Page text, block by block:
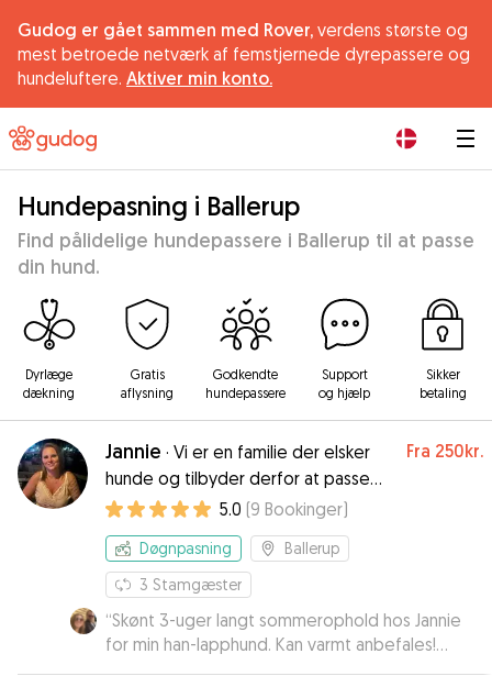
Gudog er gået sammen med Rover, verdens største og
mest betroede netværk af femstjernede dyrepassere og
hundeluftere. Aktiver min konto.
Hundepasning i Ballerup
Find pålidelige hundepassere i Ballerup til at passe
din hund.
Dyrlæge
dækning
Gratis
aflysning
Godkendte
hundepassere
Support
og hjælp
Sikker
betaling
Jannie · Vi er en familie der elsker
hunde og tilbyder derfor at passe
jeres kæreste eje når i har brug for
det🐾💕
Fra 250kr.
5.0 (9 Bookinger)
Døgnpasning
Ballerup
3 Stamgæster
“Skønt 3-uger langt sommerophold hos Jannie
for min han-lapphund. Kan varmt anbefales!
Dejligt velstimuleret hund jeg fik retur. Virkelig